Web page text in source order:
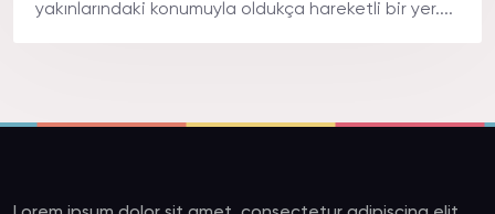
yakınlarındaki konumuyla oldukça hareketli bir yer....